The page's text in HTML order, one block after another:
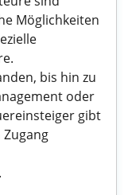
Möglichkeiten
bis hin zu
oder
gibt